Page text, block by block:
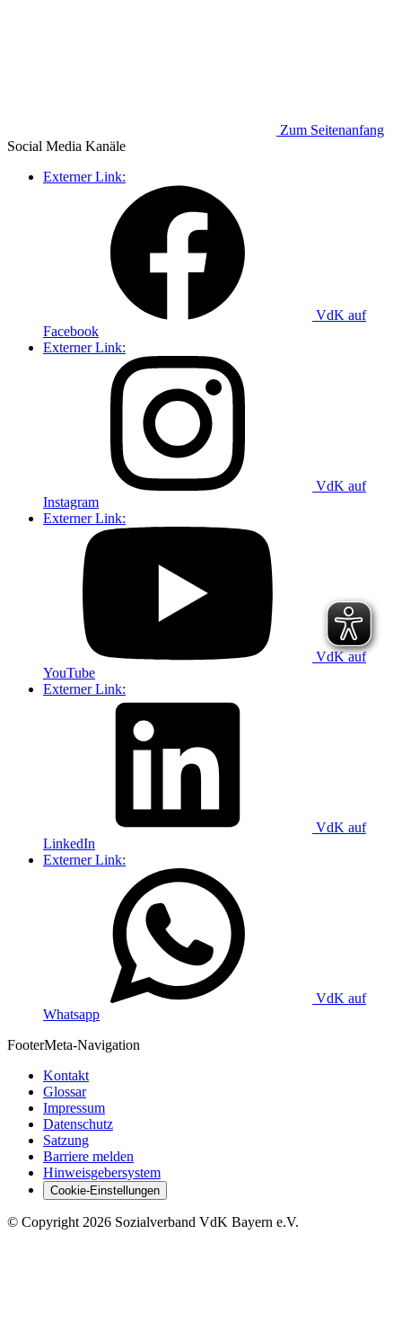
Zum Seitenanfang
Social Media Kanäle
Externer Link:
VdK auf
Facebook
Externer Link:
VdK auf
Instagram
Externer Link:
VdK auf
YouTube
Externer Link:
VdK auf
LinkedIn
Externer Link:
VdK auf
Whatsapp
FooterMeta-Navigation
Kontakt
Glossar
Impressum
Datenschutz
Satzung
Barriere melden
Hinweisgebersystem
Cookie-Einstellungen
© Copyright 2026 Sozialverband VdK Bayern e.V.